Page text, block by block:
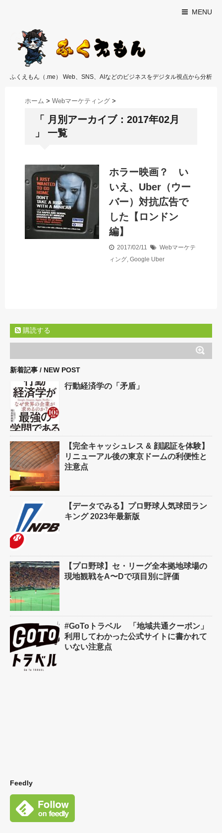
MENU
ふくえもん（.me） Web、SNS、AIなどのビジネスをデジタル視点から分析
ホーム > Webマーケティング >
「 月別アーカイブ：2017年02月
」 一覧
ホラー映画？ い
いえ、Uber（ウー
バー）対抗広告で
した【ロンドン
編】
2017/02/11
Webマーケテ
ィング Google Uber
購読する
新着記事 / NEW POST
行動経済学の「矛盾」
【完全キャッシュレス & 顔認証を体験】
リニューアル後の東京ドームの利便性と
注意点
【データでみる】プロ野球人気球団ラン
キング 2023年最新版
【プロ野球】セ・リーグ全本拠地球場の
現地観戦をA〜Dで項目別に評価
#GoToトラベル 「地域共通クーポン」
利用してわかった公式サイトに書かれて
いない注意点
Feedly